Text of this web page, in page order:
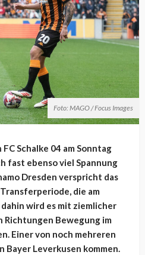
Foto: MAGO / Focus Images
Schalke 04 am Sonntag
fast ebenso viel Spannung
Dresden verspricht das
die am
wird es mit ziemlicher
Richtungen Bewegung im
Einer von noch mehreren
Bayer Leverkusen kommen.